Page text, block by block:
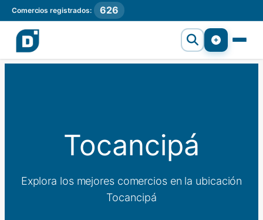
Comercios registrados: 626
Tocancipá
Explora los mejores comercios en la ubicación
Tocancipá